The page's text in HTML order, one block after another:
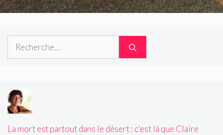
Rechercher :
La mort est partout dans le désert : c'est là que Claire